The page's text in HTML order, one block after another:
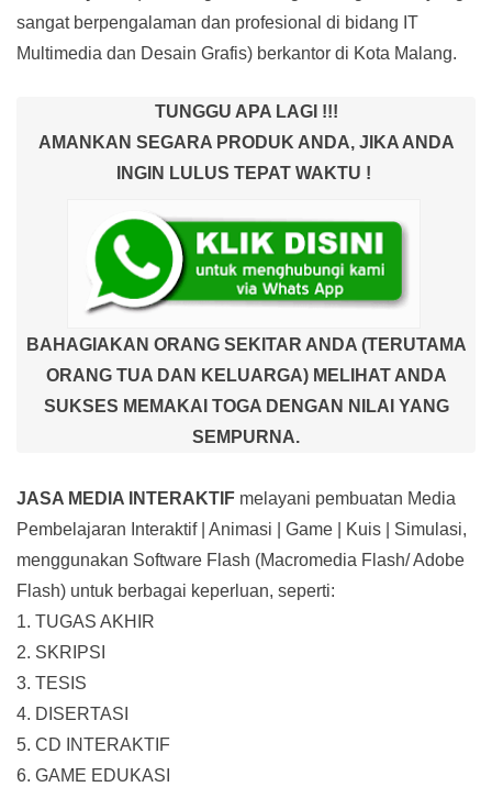
sangat berpengalaman dan profesional di bidang IT
Multimedia dan Desain Grafis) berkantor di Kota Malang.
TUNGGU APA LAGI !!!
AMANKAN SEGARA PRODUK ANDA, JIKA ANDA
INGIN LULUS TEPAT WAKTU !
BAHAGIAKAN ORANG SEKITAR ANDA (TERUTAMA
ORANG TUA DAN KELUARGA) MELIHAT ANDA
SUKSES MEMAKAI TOGA DENGAN NILAI YANG
SEMPURNA.
JASA MEDIA INTERAKTIF melayani pembuatan Media
Pembelajaran Interaktif| Animasi | Game | Kuis | Simulasi,
menggunakan Software Flash (Macromedia Flash/ Adobe
Flash) untuk berbagai keperluan, seperti:
1. TUGAS AKHIR
2. SKRIPSI
3. TESIS
4. DISERTASI
5. CD INTERAKTIF
6. GAME EDUKASI